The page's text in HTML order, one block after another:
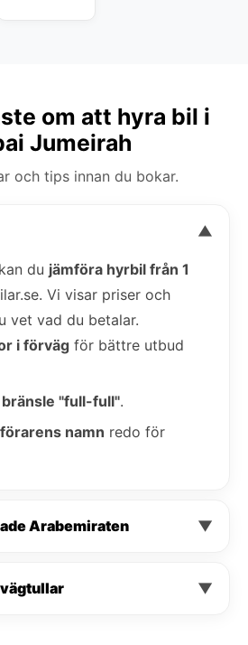
om att hyra bil i
Jumeirah
och tips innan du bokar.
▼
du jämföra hyrbil från 1
Vi visar priser och
vet vad du betalar.
i förväg för bättre utbud
bränsle "full-full".
namn redo för
Arabemiraten ▼
▼